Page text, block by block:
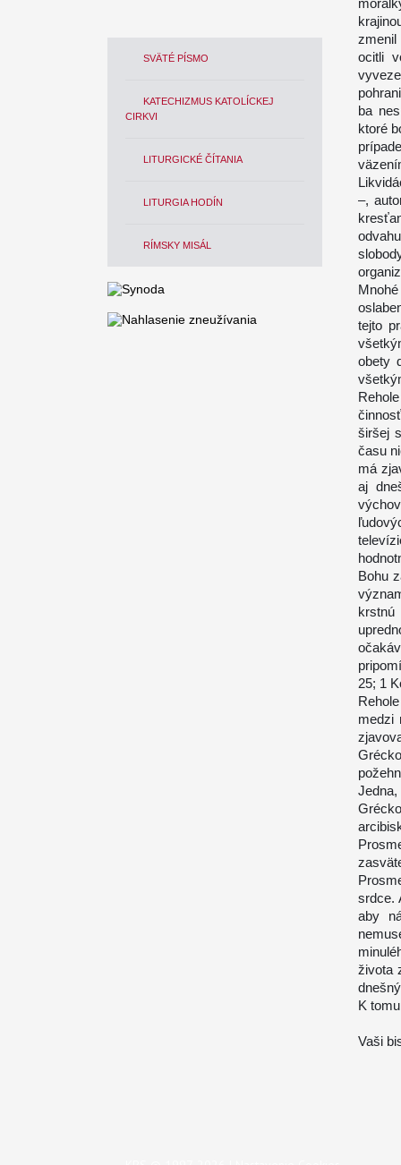
SVÄTÉ PÍSMO
KATECHIZMUS KATOLÍCKEJ
CIRKVI
LITURGICKÉ ČÍTANIA
LITURGIA HODÍN
RÍMSKY MISÁL
ocitli
ba
ktoré
–,
tejto
obety
širšej
času
má
aj
Bohu
25; 1
medzi
srdce.
aby
života
K
Vaši